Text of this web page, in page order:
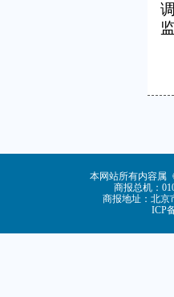
本网站所有内容属
商报总机：
商报地址：北京
ICP